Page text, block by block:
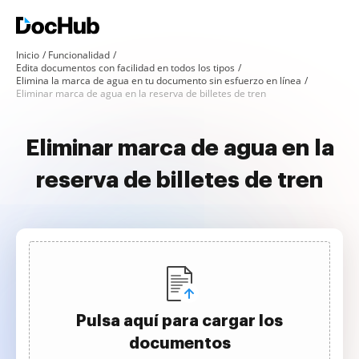
Inicio
Funcionalidad
Edita documentos con facilidad en todos los tipos
Elimina la marca de agua en tu documento sin esfuerzo en línea
Eliminar marca de agua en la reserva de billetes de tren
Eliminar marca de agua en la
reserva de billetes de tren
Pulsa aquí para cargar los
documentos